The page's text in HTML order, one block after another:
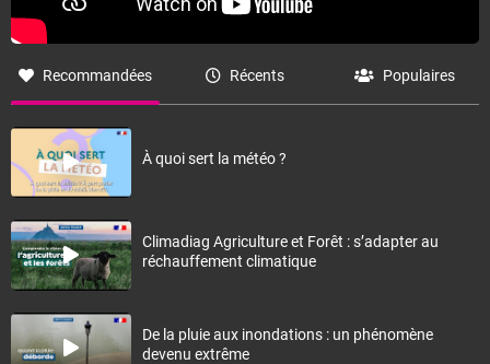
Recommandées Récents Populaires
À quoi sert la météo ?
Climadiag Agriculture et Forêt : s’adapter au
réchauffement climatique
De la pluie aux inondations : un phénomène
devenu extrême